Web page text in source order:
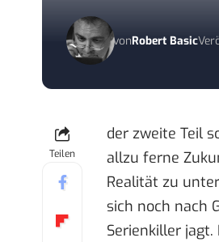
vonRobert Basic
Teilen
der zweite Teil
allzu ferne
Realität zu
sich noch nach
Serienkiller